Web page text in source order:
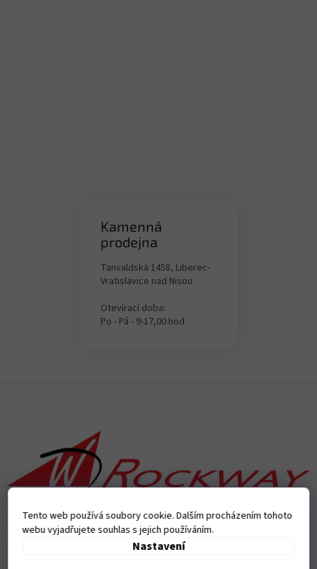
Tento web používá soubory cookie. Dalším procházením tohoto
webu vyjadřujete souhlas s jejich používáním.
Nastavení
Kamenná
prodejna
Tanvaldská 1458, Liberec-
Vratislavice nad Nisou
Otevírací doba:
Po - Pá - 9-17,00 hod
Přijímáme online platby